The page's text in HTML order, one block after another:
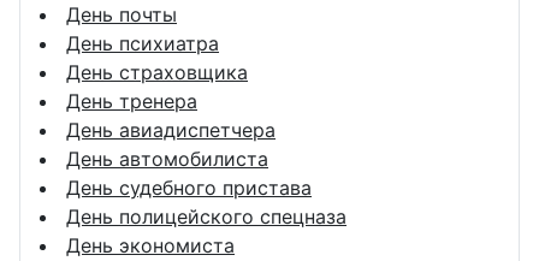
День почты
День психиатра
День страховщика
День тренера
День авиадиспетчера
День автомобилиста
День судебного пристава
День полицейского спецназа
День экономиста